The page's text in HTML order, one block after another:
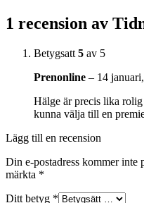
1 recension av
Betygsatt 5 av 5
Prenonline – 14
Hälge är precis lika
kunna välja till en
Lägg till en recension
Din e-postadress kommer inte
märkta *
Ditt betyg *